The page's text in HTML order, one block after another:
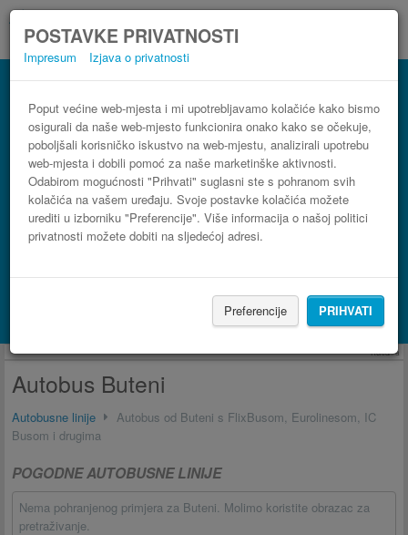
POSTAVKE PRIVATNOSTI
Impresum Izjava o privatnosti
Poput većine web-mjesta i mi upotrebljavamo kolačiće kako bismo
osigurali da naše web-mjesto funkcionira onako kako se očekuje,
poboljšali korisničko iskustvo na web-mjestu, analizirali upotrebu
web-mjesta i dobili pomoć za naše marketinške aktivnosti.
Odabirom mogućnosti "Prihvati" suglasni ste s pohranom svih
kolačića na vašem uređaju. Svoje postavke kolačića možete
urediti u izborniku "Preferencije". Više informacija o našoj politici
privatnosti možete dobiti na sljedećoj adresi.
Preferencije PRIHVATI
Autobus Buteni
3 koraka do najpovoljnije autobusne karte
Potraži smještaj s Booking.com
Reklama
Autobus Buteni
Autobusne linije
Autobus od Buteni s FlixBusom, Eurolinesom, IC
Busom i drugima
POGODNE AUTOBUSNE LINIJE
Nema pohranjenog primjera za Buteni. Molimo koristite obrazac za
pretraživanje.